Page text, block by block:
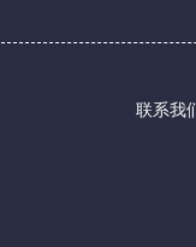
联系我